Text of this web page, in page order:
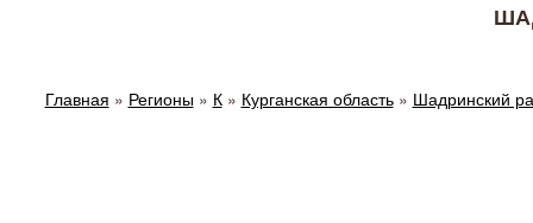
Главная » Регионы» К» Курганская область» Шадринский